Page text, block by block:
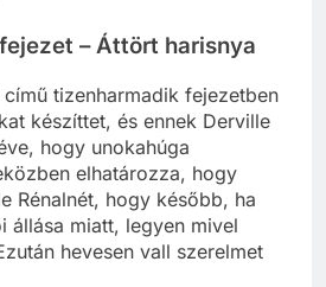
– Áttört harisnya
tizenharmadik fejezetben
készíttet, és ennek Derville
hogy unokahúga
elhatározza, hogy
Rénalnét, hogy később, ha
állása miatt, legyen mivel
hevesen vall szerelmet